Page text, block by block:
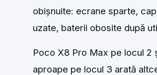
obișnuite: ecrane sparte,
uzate, baterii obosite după
Poco X8 Pro Max pe locul 2
aproape pe locul 3 arată